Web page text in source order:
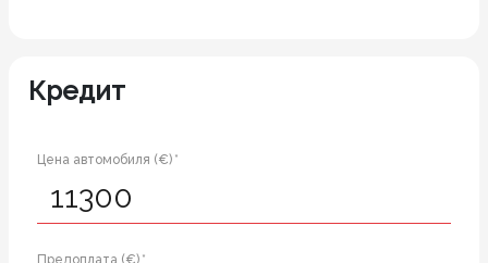
Кредит
Цена автомобиля (€) *
Предоплата (€) *